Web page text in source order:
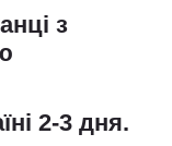
з
2-3 дня.